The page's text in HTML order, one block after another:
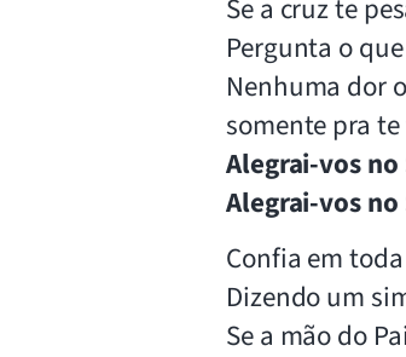
Se a cruz te
Pergunta o
Nenhuma dor
somente pra
Alegrai-vos
Alegrai-vos no
Confia em
Dizendo um
Se a mão do